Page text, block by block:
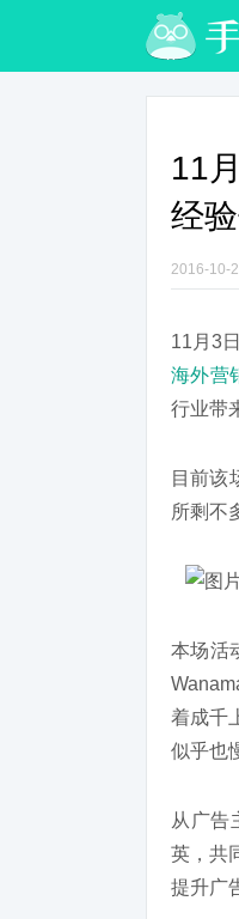
11
经
2016-10-
11月3
海外营
行业带
目前该
所剩不
本场活
着成千
似乎也
从广告
英，共
提升广